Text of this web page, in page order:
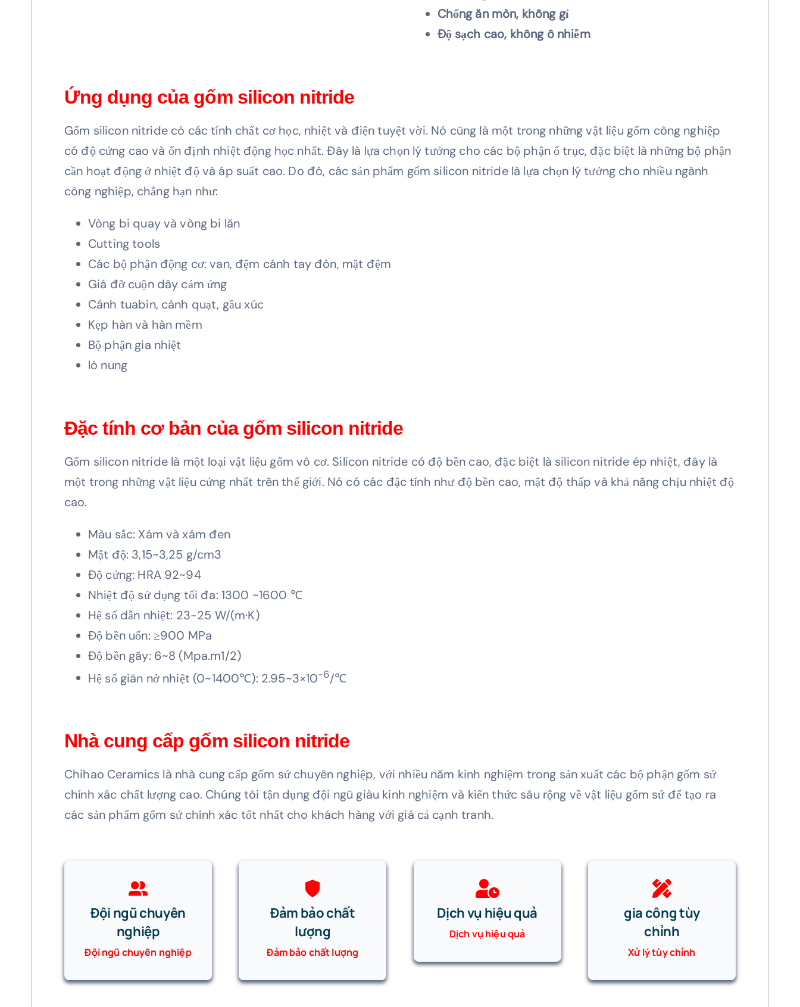
Chống ăn mòn, không gỉ
Độ sạch cao, không ô nhiễm
Ứng dụng của gốm silicon nitride
Gốm silicon nitride có các tính chất cơ học, nhiệt và điện tuyệt vời. Nó cũng là một trong những vật liệu gốm công nghiệp
có độ cứng cao và ổn định nhiệt động học nhất. Đây là lựa chọn lý tưởng cho các bộ phận ổ trục, đặc biệt là những bộ phận
cần hoạt động ở nhiệt độ và áp suất cao. Do đó, các sản phẩm gốm silicon nitride là lựa chọn lý tưởng cho nhiều ngành
công nghiệp, chẳng hạn như:
Vòng bi quay và vòng bi lăn
Cutting tools
Các bộ phận động cơ: van, đệm cánh tay đòn, mặt đệm
Giá đỡ cuộn dây cảm ứng
Cánh tuabin, cánh quạt, gầu xúc
Kẹp hàn và hàn mềm
Bộ phận gia nhiệt
lò nung
Đặc tính cơ bản của gốm silicon nitride
Gốm silicon nitride là một loại vật liệu gốm vô cơ. Silicon nitride có độ bền cao, đặc biệt là silicon nitride ép nhiệt, đây là
một trong những vật liệu cứng nhất trên thế giới. Nó có các đặc tính như độ bền cao, mật độ thấp và khả năng chịu nhiệt độ
cao.
Màu sắc: Xám và xám đen
Mật độ: 3,15~3,25 g/cm3
Độ cứng: HRA 92~94
Nhiệt độ sử dụng tối đa: 1300 ~1600 ℃
Hệ số dẫn nhiệt: 23-25 W/(m·K)
Độ bền uốn: ≥900 MPa
Độ bền gãy: 6~8 (Mpa.m1/2)
Hệ số giãn nở nhiệt (0~1400℃): 2.95~3×10-6/℃
Nhà cung cấp gốm silicon nitride
Chihao Ceramics là nhà cung cấp gốm sứ chuyên nghiệp, với nhiều năm kinh nghiệm trong sản xuất các bộ phận gốm sứ
chính xác chất lượng cao. Chúng tôi tận dụng đội ngũ giàu kinh nghiệm và kiến thức sâu rộng về vật liệu gốm sứ để tạo ra
các sản phẩm gốm sứ chính xác tốt nhất cho khách hàng với giá cả cạnh tranh.
Đội ngũ chuyên
nghiệp
Đội ngũ chuyên nghiệp
Đảm bảo chất
lượng
Đảm bảo chất lượng
Dịch vụ hiệu quả
Dịch vụ hiệu quả
gia công tùy
chỉnh
Xử lý tùy chỉnh